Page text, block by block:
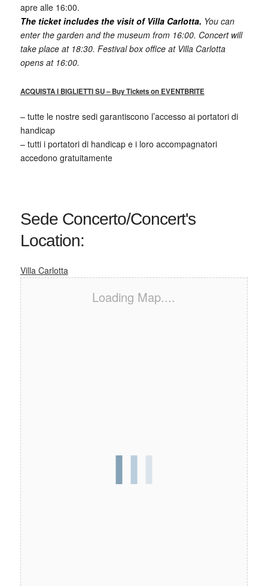
apre alle 16:00.
The ticket includes the visit of Villa Carlotta. You can
enter the garden and the museum from 16:00. Concert will
take place at 18:30. Festival box office at Villa Carlotta
opens at 16:00.
ACQUISTA I BIGLIETTI SU – Buy Tickets on EVENTBRITE
– tutte le nostre sedi garantiscono l’accesso ai portatori di
handicap
– tutti i portatori di handicap e i loro accompagnatori
accedono gratuitamente
Sede Concerto/Concert's
Location:
Villa Carlotta
Loading Map....